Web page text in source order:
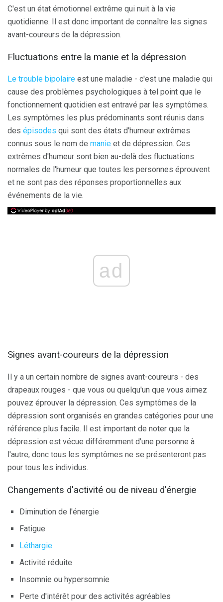
C'est un état émotionnel extrême qui nuit à la vie
quotidienne. Il est donc important de connaître les signes
avant-coureurs de la dépression.
Fluctuations entre la manie et la dépression
Le trouble bipolaire est une maladie - c'est une maladie qui
cause des problèmes psychologiques à tel point que le
fonctionnement quotidien est entravé par les symptômes.
Les symptômes les plus prédominants sont réunis dans
des épisodes qui sont des états d'humeur extrêmes
connus sous le nom de manie et de dépression. Ces
extrêmes d'humeur sont bien au-delà des fluctuations
normales de l'humeur que toutes les personnes éprouvent
et ne sont pas des réponses proportionnelles aux
événements de la vie.
ad
Signes avant-coureurs de la dépression
Il y a un certain nombre de signes avant-coureurs - des
drapeaux rouges - que vous ou quelqu'un que vous aimez
pouvez éprouver la dépression. Ces symptômes de la
dépression sont organisés en grandes catégories pour une
référence plus facile. Il est important de noter que la
dépression est vécue différemment d'une personne à
l'autre, donc tous les symptômes ne se présenteront pas
pour tous les individus.
Changements d'activité ou de niveau d'énergie
Diminution de l'énergie
Fatigue
Léthargie
Activité réduite
Insomnie ou hypersomnie
Perte d'intérêt pour des activités agréables